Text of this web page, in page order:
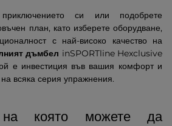
си или подобрете
план, като изберете оборудване,
с най-високо качество на
дъмбел inSPORTline Hexclusive
е инвестиция във вашия комфорт и
всяка серия упражнения.
на която можете да